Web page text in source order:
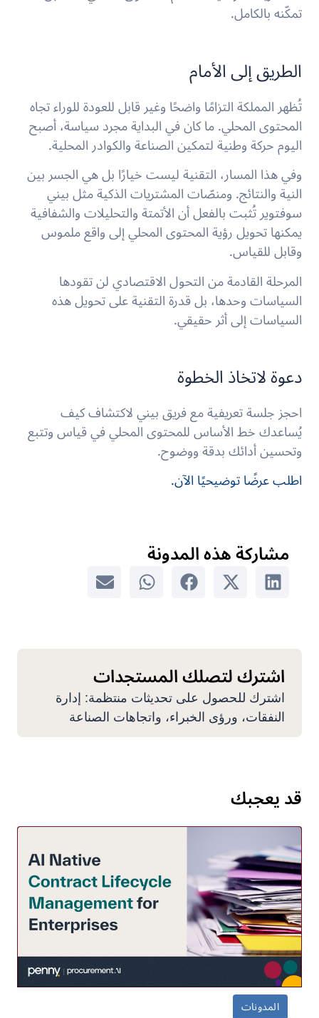
تمكّنه بالكامل.
الطريق إلى الأمام
تُظهر المملكة التزامًا واضحًا وغير قابل للعودة للوراء تجاه
المحتوى المحلي. ما كان في البداية مجرد سياسة، أصبح
اليوم حركة وطنية لتمكين الصناعة والكوادر المحلية.
وفي هذا المسار، التقنية ليست خيارًا بل هي الجسر بين
النية والنتائج. ومنصّات المشتريات الذكية مثل بيني
سوفتوير تُثبت بالفعل أن الأتمتة والتحليلات والشفافية
يمكنها تحويل رؤية المحتوى المحلي إلى واقع ملموس
وقابل للقياس.
المرحلة القادمة من التحول الاقتصادي لن تقودها
السياسات وحدها، بل قدرة التقنية على تحويل هذه
السياسات إلى أثر حقيقي.
دعوة لاتخاذ الخطوة
احجز جلسة تعريفية مع فريق بيني لاكتشاف كيف
يُساعدك خط الأساس للمحتوى المحلي في قياس وتتبع
وتحسين أدائك بدقة ووضوح.
اطلب عرضًا توضيحيًا الآن.
مشاركة هذه المدونة
اشترك لتصلك المستجدات
اشترك للحصول على تحديثات منتظمة: إدارة
النفقات، ورؤى الخبراء، واتجاهات الصناعة
قد يعجبك
المدونات